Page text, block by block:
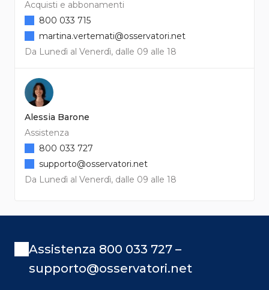
Acquisti e abbonamenti
Da Lunedì al Venerdì, dalle 09 alle 18
800 033 715
martina.vertemati@osservatori.net
Alessia Barone
Assistenza
Da Lunedì al Venerdì, dalle 09 alle 18
800 033 727
supporto@osservatori.net
Assistenza 800 033 727 –
supporto@osservatori.net